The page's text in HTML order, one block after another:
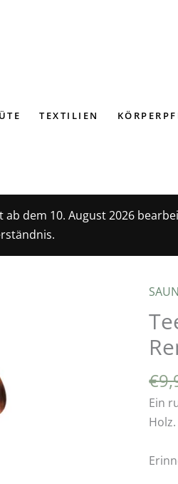
TEXTILIEN
dem 10. August 2026
€
Ein
Holz.
Teer
Harz
|
|
|
Rento